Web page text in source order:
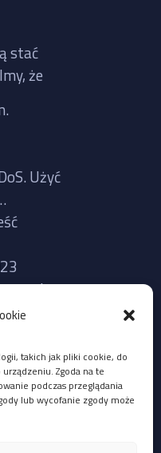
takich jak pliki cookie, do
Zgoda na te
podczas przeglądania
lub wycofanie zgody może
stać
że
Użyć